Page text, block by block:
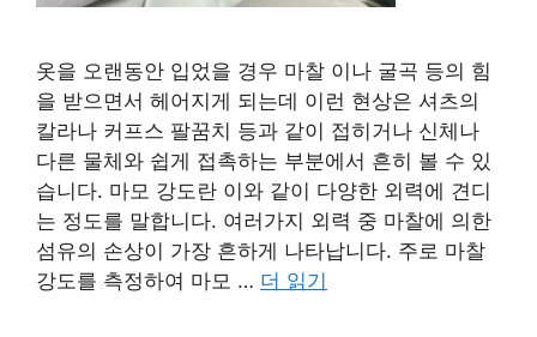
옷을 오랜동안 입었을 경우 마찰 이나 굴곡 등의 힘
을 받으면서 헤어지게 되는데 이런 현상은 셔츠의
칼라나 커프스 팔꿈치 등과 같이 접히거나 신체나
다른 물체와 쉽게 접촉하는 부분에서 흔히 볼 수 있
습니다. 마모 강도란 이와 같이 다양한 외력에 견디
는 정도를 말합니다. 여러가지 외력 중 마찰에 의한
섬유의 손상이 가장 흔하게 나타납니다. 주로 마찰
강도를 측정하여 마모 … 더 읽기